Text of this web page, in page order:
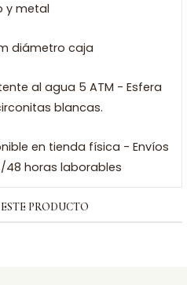
y metal
diámetro caja
al agua 5 ATM - Esfera
blancas.
en tienda física - Envíos
48 horas laborables
PRODUCTO